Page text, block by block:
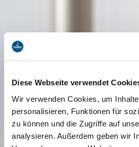
Diese Webseite verwendet
Wir verwenden Cookies, um
personalisieren, Funktionen für
zu können und die Zugriffe auf
analysieren. Außerdem geben wir